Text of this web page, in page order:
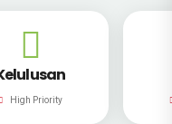
E-Rapor
High Priority